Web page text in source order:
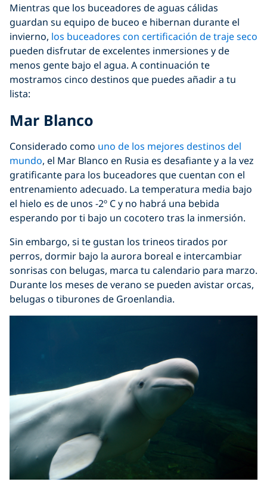
Mientras que los buceadores de aguas cálidas
guardan su equipo de buceo e hibernan durante el
invierno, los buceadores con certificación de traje seco
pueden disfrutar de excelentes inmersiones y de
menos gente bajo el agua. A continuación te
mostramos cinco destinos que puedes añadir a tu
lista:
Mar Blanco
Considerado como uno de los mejores destinos del
mundo, el Mar Blanco en Rusia es desafiante y a la vez
gratificante para los buceadores que cuentan con el
entrenamiento adecuado. La temperatura media bajo
el hielo es de unos -2º C y no habrá una bebida
esperando por ti bajo un cocotero tras la inmersión.
Sin embargo, si te gustan los trineos tirados por
perros, dormir bajo la aurora boreal e intercambiar
sonrisas con belugas, marca tu calendario para marzo.
Durante los meses de verano se pueden avistar orcas,
belugas o tiburones de Groenlandia.